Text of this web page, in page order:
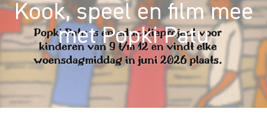
Kook, speel en film mee
met Popki Patu